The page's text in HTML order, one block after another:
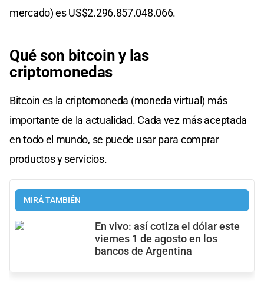
mercado) es US$2.296.857.048.066.
Qué son bitcoin y las
criptomonedas
Bitcoin es la criptomoneda (moneda virtual) más
importante de la actualidad. Cada vez más aceptada
en todo el mundo, se puede usar para comprar
productos y servicios.
MIRÁ TAMBIÉN
En vivo: así cotiza el dólar este
viernes 1 de agosto en los
bancos de Argentina